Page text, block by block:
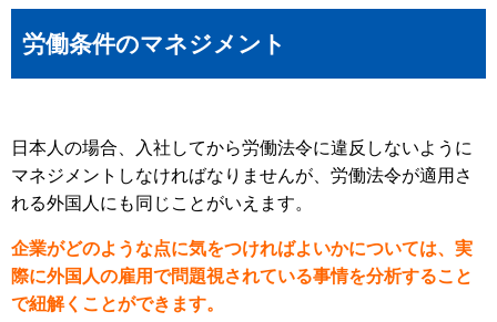
労働条件のマネジメント
日本人の場合、入社してから労働法令に違反しないように
マネジメントしなければなりませんが、労働法令が適用さ
れる外国人にも同じことがいえます。
企業がどのような点に気をつければよいかについては、実
際に外国人の雇用で問題視されている事情を分析すること
で紐解くことができます。